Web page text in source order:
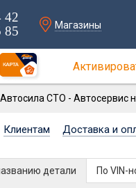
42
85
Магазины
Автосила СТО - Автосервис
Клиентам Доставка и
детали По VIN-